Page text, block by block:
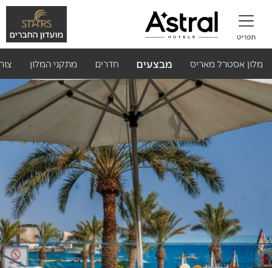
מלון אסטרל מאריס מבצעים חדרים מתקני המלון